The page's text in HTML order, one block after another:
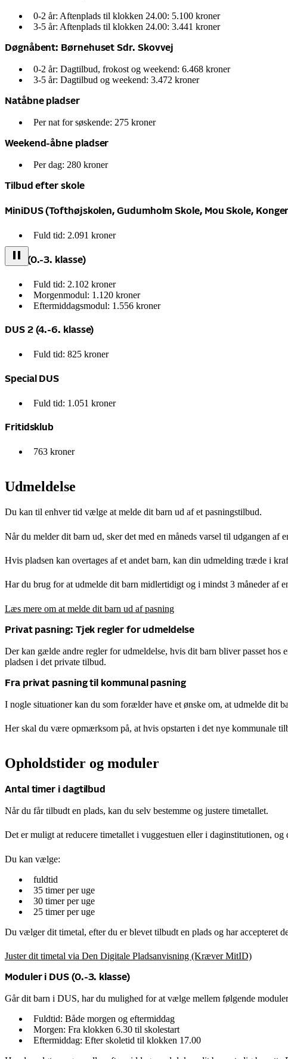
0-2 år: Aftenplads til klokken 24.00: 5.100 kroner
3-5 år: Aftenplads til klokken 24.00: 3.441 kroner
Døgnåbent: Børnehuset Sdr. Skovvej
0-2 år: Dagtilbud, frokost og weekend: 6.468 kroner
3-5 år: Dagtilbud og weekend: 3.472 kroner
Natåbne pladser
Per nat for søskende: 275 kroner
Weekend-åbne pladser
Per dag: 280 kroner
Tilbud efter skole
MiniDUS (Tofthøjskolen, Gudumholm Skole, Mou Skole,
Fuld tid: 2.091 kroner
DUS (0.-3. klasse)
Fuld tid: 2.102 kroner
Morgenmodul: 1.120 kroner
Eftermiddagsmodul: 1.556 kroner
DUS 2 (4.-6. klasse)
Fuld tid: 825 kroner
Special DUS
Fuld tid: 1.051 kroner
Fritidsklub
763 kroner
Udmeldelse
Du kan til enhver tid vælge at melde dit barn ud af et pasningstilbud.
Når du melder dit barn ud, sker det med en måneds varsel til udgangen
Hvis pladsen kan overtages af et andet barn, kan din udmelding træde i
Har du brug for at udmelde dit barn midlertidigt og i mindst 3 måneder af
Læs mere om at melde dit barn ud af pasning
Privat pasning: Tjek regler for udmeldelse
Der kan gælde andre regler for udmeldelse, hvis dit barn bliver passet
pladsen i det private tilbud.
Fra privat pasning til kommunal pasning
I nogle situationer kan du som forælder have et ønske om, at udmelde dit
Her skal du være opmærksom på, at hvis opstarten i det nye kommunale
Opholdstider og moduler
Antal timer i dagtilbud
Når du får tilbudt en plads, kan du selv bestemme og justere timetallet.
Det er muligt at reducere timetallet i vuggestuen eller i daginstitutionen,
Du kan vælge:
fuldtid
35 timer per uge
30 timer per uge
25 timer per uge
Du vælger dit timetal, efter du er blevet tilbudt en plads og har accepteret
Juster dit timetal via Den Digitale Pladsanvisning (Kræver MitID)
Moduler i DUS (0.-3. klasse)
Går dit barn i DUS, har du mulighed for at vælge mellem følgende
Fuldtid: Både morgen og eftermiddag
Morgen: Fra klokken 6.30 til skolestart
Eftermiddag: Efter skoletid til klokken 17.00